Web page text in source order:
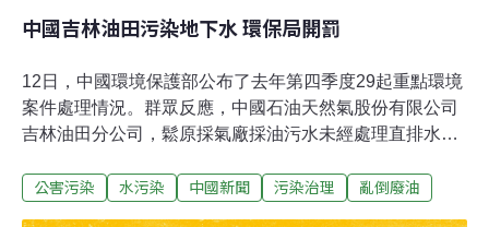
中國吉林油田污染地下水 環保局開罰
12日，中國環境保護部公布了去年第四季度29起重點環境
案件處理情況。群眾反應，中國石油天然氣股份有限公司
吉林油田分公司，鬆原採氣廠採油污水未經處理直排水
省鬆原市前郭縣環保局下達《行政處罰決定書》，對該企
公害污染 水污染 中國新聞 污染治理 亂倒廢油